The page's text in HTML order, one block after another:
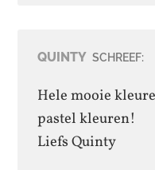
QUINTY SCHREEF:
Hele mooie
pastel kleuren!
Liefs Quinty